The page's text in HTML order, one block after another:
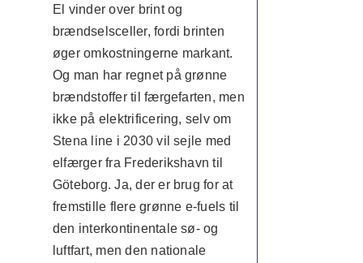
El vinder over brint og
brændselsceller, fordi brinten
øger omkostningerne markant.
Og man har regnet på grønne
brændstoffer til færgefarten, men
ikke på elektrificering, selv om
Stena line i 2030 vil sejle med
elfærger fra Frederikshavn til
Göteborg. Ja, der er brug for at
fremstille flere grønne e-fuels til
den interkontinentale sø- og
luftfart, men den nationale